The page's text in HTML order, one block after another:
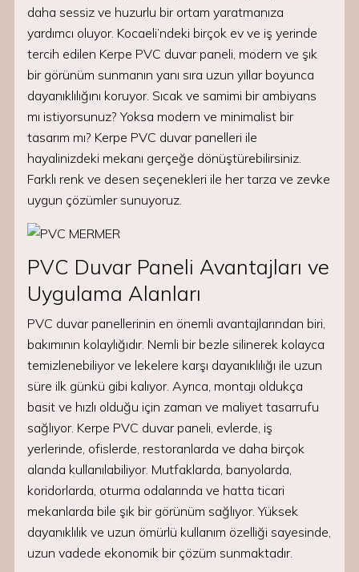
daha sessiz ve huzurlu bir ortam yaratmanıza
yardımcı oluyor. Kocaeli’ndeki birçok ev ve iş yerinde
tercih edilen Kerpe PVC duvar paneli, modern ve şık
bir görünüm sunmanın yanı sıra uzun yıllar boyunca
dayanıklılığını koruyor. Sıcak ve samimi bir ambiyans
mı istiyorsunuz? Yoksa modern ve minimalist bir
tasarım mı? Kerpe PVC duvar panelleri ile
hayalinizdeki mekanı gerçeğe dönüştürebilirsiniz.
Farklı renk ve desen seçenekleri ile her tarza ve zevke
uygun çözümler sunuyoruz.
PVC Duvar Paneli Avantajları ve
Uygulama Alanları
PVC duvar panellerinin en önemli avantajlarından biri,
bakımının kolaylığıdır. Nemli bir bezle silinerek kolayca
temizlenebiliyor ve lekelere karşı dayanıklılığı ile uzun
süre ilk günkü gibi kalıyor. Ayrıca, montajı oldukça
basit ve hızlı olduğu için zaman ve maliyet tasarrufu
sağlıyor. Kerpe PVC duvar paneli, evlerde, iş
yerlerinde, ofislerde, restoranlarda ve daha birçok
alanda kullanılabiliyor. Mutfaklarda, banyolarda,
koridorlarda, oturma odalarında ve hatta ticari
mekanlarda bile şık bir görünüm sağlıyor. Yüksek
dayanıklılık ve uzun ömürlü kullanım özelliği sayesinde,
uzun vadede ekonomik bir çözüm sunmaktadır.